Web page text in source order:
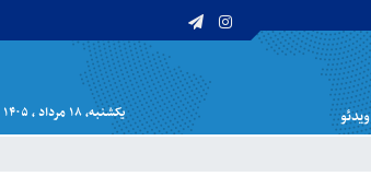
ویدئو یکشنبه, ۱۸ مرداد , ۱۴۰۵